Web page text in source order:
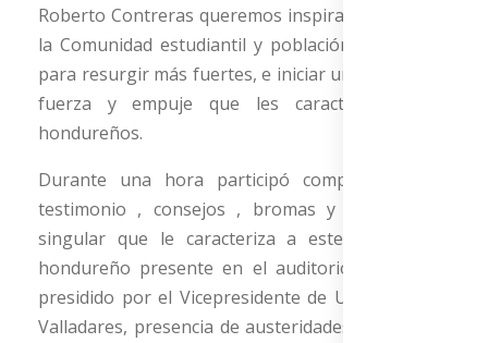
Roberto Contreras queremos inspirar y motivar a
la Comunidad estudiantil y población en general
para resurgir más fuertes, e iniciar un 2021 con la
fuerza y empuje que les caracteriza a los
hondureños.
Durante una hora participó compartiendo su
testimonio , consejos , bromas y ese carisma
singular que le caracteriza a este empresario
hondureño presente en el auditorio Río Blanco
presidido por el Vicepresidente de UTH Roger E.
Valladares, presencia de austeridades académicas